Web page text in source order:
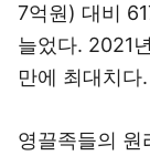
7억원) 대비
늘었다. 2021
만에 최대치다.
영끌족들의